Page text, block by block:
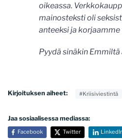
oikeassa.
mainosteksti oli
anteeksi ja
Pyydä sinäkin Emmiltä
Kirjoituksen aiheet: #Kriisiviestintä
Jaa sosiaalisessa mediassa:
Facebook Twitter